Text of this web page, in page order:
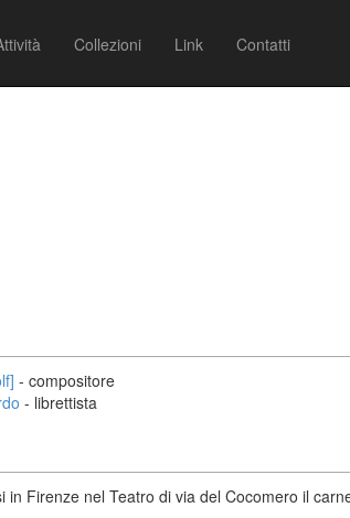
Collezioni Link Contatti
- compositore
- librettista
Firenze nel Teatro di via del Cocomero il